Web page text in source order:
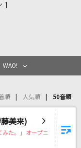
の一覧
]
WAO!
順 人気順 50音順
美来)
みた。」オープニ